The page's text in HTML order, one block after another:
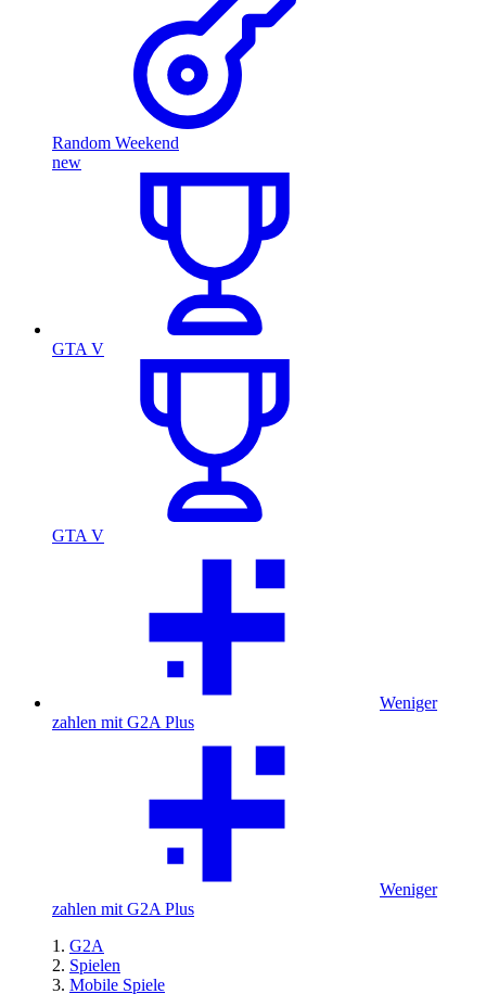
Random Weekend
new
GTA V
GTA V
Weniger
zahlen mit G2A Plus
Weniger
zahlen mit G2A Plus
G2A
Spielen
Mobile Spiele